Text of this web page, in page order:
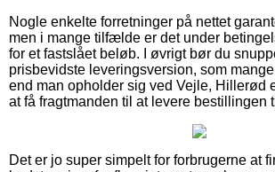
Nogle enkelte forretninger på nettet
men i mange tilfælde er det under
for et fastslået beløb. I øvrigt bør du
prisbevidste leveringsversion, som
end man opholder sig ved Vejle, Hillerød
at få fragtmanden til at levere bestillingen
Det er jo super simpelt for forbrugerne at